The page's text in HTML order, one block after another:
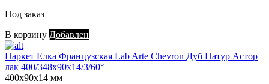
Под заказ
В корзину Добавлен
Паркет Елка Французская Lab Arte Chevron Дуб Натур Астор
лак 400/348х90х14/3/60°
400х90х14 мм